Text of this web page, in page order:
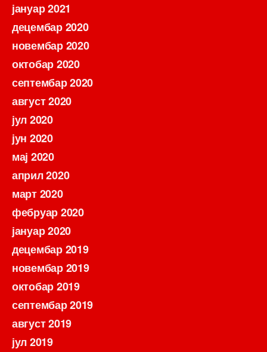
јануар 2021
децембар 2020
новембар 2020
октобар 2020
септембар 2020
август 2020
јул 2020
јун 2020
мај 2020
април 2020
март 2020
фебруар 2020
јануар 2020
децембар 2019
новембар 2019
октобар 2019
септембар 2019
август 2019
јул 2019